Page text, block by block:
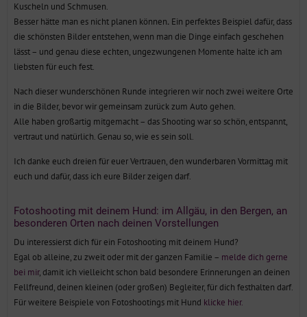
Kuscheln und Schmusen.
Besser hätte man es nicht planen können. Ein perfektes Beispiel dafür, dass
die schönsten Bilder entstehen, wenn man die Dinge einfach geschehen
lässt – und genau diese echten, ungezwungenen Momente halte ich am
liebsten für euch fest.
Nach dieser wunderschönen Runde integrieren wir noch zwei weitere Orte
in die Bilder, bevor wir gemeinsam zurück zum Auto gehen.
Alle haben großartig mitgemacht – das Shooting war so schön, entspannt,
vertraut und natürlich. Genau so, wie es sein soll.
Ich danke euch dreien für euer Vertrauen, den wunderbaren Vormittag mit
euch und dafür, dass ich eure Bilder zeigen darf.
Fotoshooting mit deinem Hund: im Allgäu, in den Bergen, an
besonderen Orten nach deinen Vorstellungen
Du interessierst dich für ein Fotoshooting mit deinem Hund?
Egal ob alleine, zu zweit oder mit der ganzen Familie – melde dich gerne
bei mir, damit ich vielleicht schon bald besondere Erinnerungen an deinen
Fellfreund, deinen kleinen (oder großen) Begleiter, für dich festhalten darf.
Für weitere Beispiele von Fotoshootings mit Hund klicke hier.